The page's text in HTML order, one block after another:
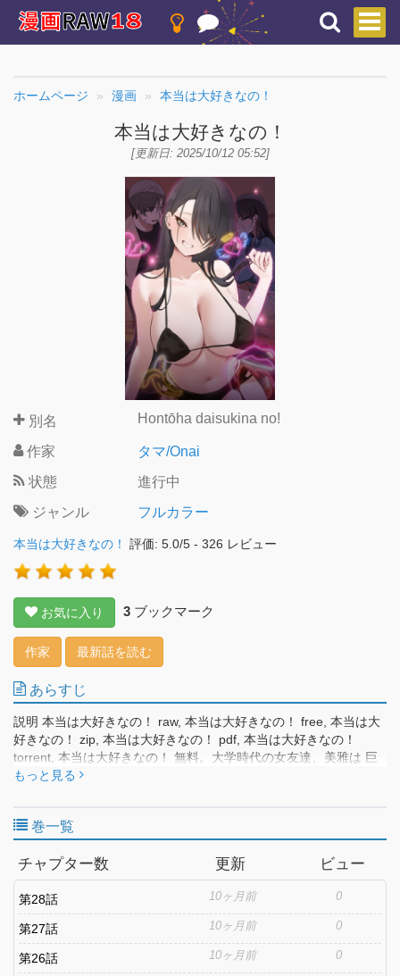
ホームページ 漫画 本当は大好きなの！
本当は大好きなの！
[更新日: 2025/10/12 05:52]
別名 Hontōha daisukina no!
作家
タマ/Onai
状態
進行中
ジャンル
フルカラー
本当は大好きなの！ 評価: 5.0/5 - 326 レビュー
お気に入り 3 ブックマーク
作家 最新話を読む
あらすじ
説明 本当は大好きなの！ raw, 本当は大好きなの！ free, 本当は大
好きなの！ zip, 本当は大好きなの！ pdf, 本当は大好きなの！
torrent, 本当は大好きなの！ 無料。大学時代の女友達、美雅は 巨
乳でスタイル抜群の美人だけど なぜか俺には塩対応で攻撃的 でも
もっと見る
巻一覧
チャプター数 更新 ビュー
第28話 10ヶ月前 0
第27話 10ヶ月前 0
第26話 10ヶ月前 0